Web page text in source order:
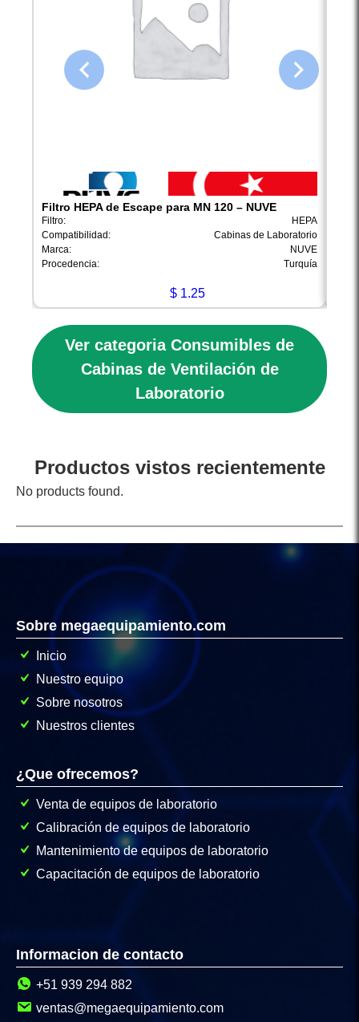
Filtro HEPA de Escape para MN 120 – NUVE
Filtro:
HEPA
Compatibilidad:
Cabinas de Laboratorio
Marca:
NUVE
Procedencia:
Turquía
$ 1.25
Ver categoria Consumibles de
Cabinas de Ventilación de
Laboratorio
Productos vistos recientemente
No products found.
Sobre megaequipamiento.com
Inicio
Nuestro equipo
Sobre nosotros
Nuestros clientes
¿Que ofrecemos?
Venta de equipos de laboratorio
Calibración de equipos de laboratorio
Mantenimiento de equipos de laboratorio
Capacitación de equipos de laboratorio
Informacion de contacto
+51 939 294 882
ventas@megaequipamiento.com